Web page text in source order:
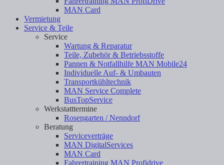
MAN Card
Vermietung
Service & Teile
Service
Wartung & Reparatur
Teile, Zubehör & Betriebsstoffe
Pannen & Notfallhilfe MAN Mobile24
Individuelle Auf- & Umbauten
Transportkühltechnik
MAN Service Complete
BusTopService
Werkstatttermine
Rosengarten / Nenndorf
Beratung
Serviceverträge
MAN DigitalServices
MAN Card
Fahrertraining MAN Profidrive